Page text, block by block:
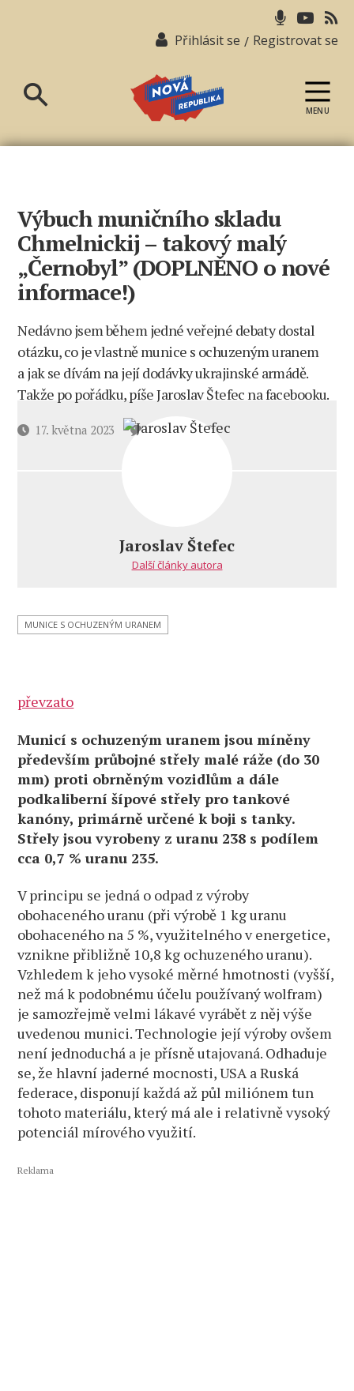
Přihlásit se / Registrovat se
republika
MENU
Výbuch muničního skladu
Chmelnickij – takový malý
„Černobyl” (DOPLNĚNO o nové
informace!)
Nedávno jsem během jedné veřejné debaty dostal
otázku, co je vlastně munice s ochuzeným uranem
a jak se dívám na její dodávky ukrajinské armádě.
Takže po pořádku, píše Jaroslav Štefec na facebooku.
Datum17. května 2023 8 komentářůu
Chmelnickij
–
Jaroslav Štefec
Další články autora
MUNICE S OCHUZENÝM URANEM
převzato
Municí s ochuzeným uranem jsou míněny
především průbojné střely malé ráže (do 30
mm) proti obrněným vozidlům a dále
podkaliberní šípové střely pro tankové
kanóny, primárně určené k boji s tanky.
Střely jsou vyrobeny z uranu 238 s podílem
cca 0,7 % uranu 235.
V principu se jedná o odpad z výroby
obohaceného uranu (při výrobě 1 kg uranu
obohaceného na 5 %, využitelného v energetice,
vznikne přibližně 10,8 kg ochuzeného uranu).
Vzhledem k jeho vysoké měrné hmotnosti (vyšší,
než má k podobnému účelu používaný wolfram)
je samozřejmě velmi lákavé vyrábět z něj výše
uvedenou munici. Technologie její výroby ovšem
není jednoduchá a je přísně utajovaná. Odhaduje
se, že hlavní jaderné mocnosti, USA a Ruská
federace, disponují každá až půl miliónem tun
tohoto materiálu, který má ale i relativně vysoký
potenciál mírového využití.
Reklama